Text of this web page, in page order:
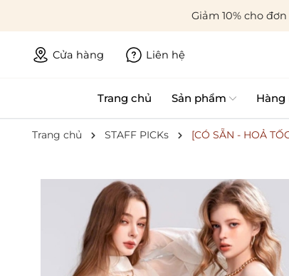
Giảm 10% cho
Cửa hàng Liên hệ
Trang chủ Sản phẩm Hàng
Trang chủ STAFF PICKs [CÓ SẴN - HOẢ